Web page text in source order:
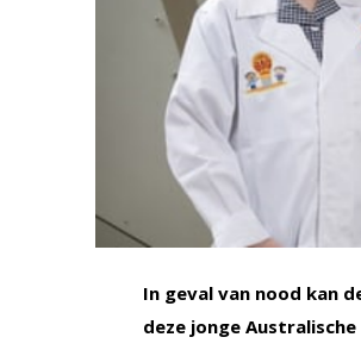
In geval van nood kan
deze jonge